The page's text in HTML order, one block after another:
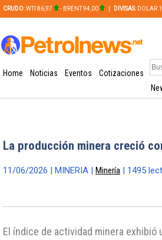
CRUDO: WTI 86,97 - BRENT 94,00 DIVISAS: DOLAR
Home Noticias Eventos
Cotizaciones
La producción minera creció
11/06/2026 | MINERIA | Minería | 1495
El índice de actividad minera